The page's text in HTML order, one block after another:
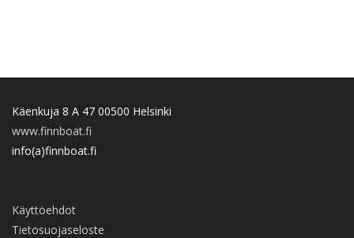
Käenkuja 8 A 47 00500 Helsinki
www.finnboat.fi
info(a)finnboat.fi
Käyttöehdot
Tietosuojaseloste